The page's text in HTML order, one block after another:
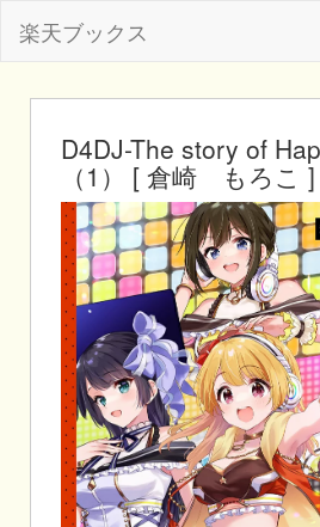
楽天ブックス
D4DJ-The story of
（1） [ 倉崎 もろこ ]